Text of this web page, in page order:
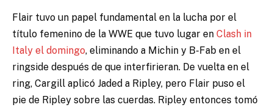
Flair tuvo un papel fundamental en la lucha por el
título femenino de la WWE que tuvo lugar en Clash in
Italy el domingo, eliminando a Michin y B-Fab en el
ringside después de que interfirieran. De vuelta en el
ring, Cargill aplicó Jaded a Ripley, pero Flair puso el
pie de Ripley sobre las cuerdas. Ripley entonces tomó